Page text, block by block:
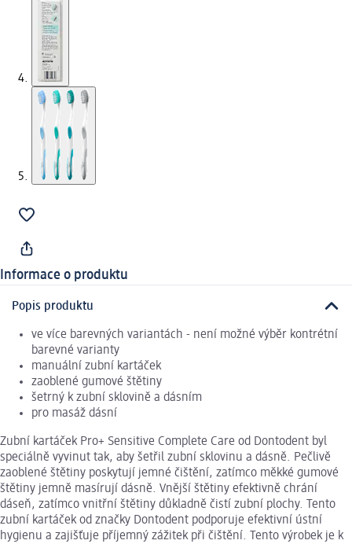
Informace o produktu
Popis produktu
ve více barevných variantách - není možné výběr kontrétní
barevné varianty
manuální zubní kartáček
zaoblené gumové štětiny
šetrný k zubní sklovině a dásním
pro masáž dásní
Zubní kartáček Pro+ Sensitive Complete Care od Dontodent byl
speciálně vyvinut tak, aby šetřil zubní sklovinu a dásně. Pečlivě
zaoblené štětiny poskytují jemné čištění, zatímco měkké gumové
štětiny jemně masírují dásně. Vnější štětiny efektivně chrání
dáseň, zatímco vnitřní štětiny důkladně čistí zubní plochy. Tento
zubní kartáček od značky Dontodent podporuje efektivní ústní
hygienu a zajišťuje příjemný zážitek při čištění. Tento výrobek je k